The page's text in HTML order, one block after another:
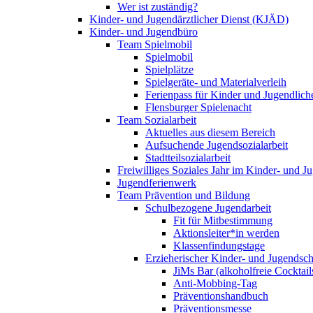
Wer ist zuständig?
Kinder- und Jugendärztlicher Dienst (KJÄD)
Kinder- und Jugendbüro
Team Spielmobil
Spielmobil
Spielplätze
Spielgeräte- und Materialverleih
Ferienpass für Kinder und
Flensburger Spielenacht
Team Sozialarbeit
Aktuelles aus diesem Bereich
Aufsuchende Jugendsozialarbeit
Stadtteilsozialarbeit
Freiwilliges Soziales Jahr im Kinder- und
Jugendferienwerk
Team Prävention und Bildung
Schulbezogene Jugendarbeit
Fit für Mitbestimmung
Aktionsleiter*in werden
Klassenfindungstage
Erzieherischer Kinder- und
JiMs Bar (alkoholfreie
Anti-Mobbing-Tag
Präventionshandbuch
Präventionsmesse